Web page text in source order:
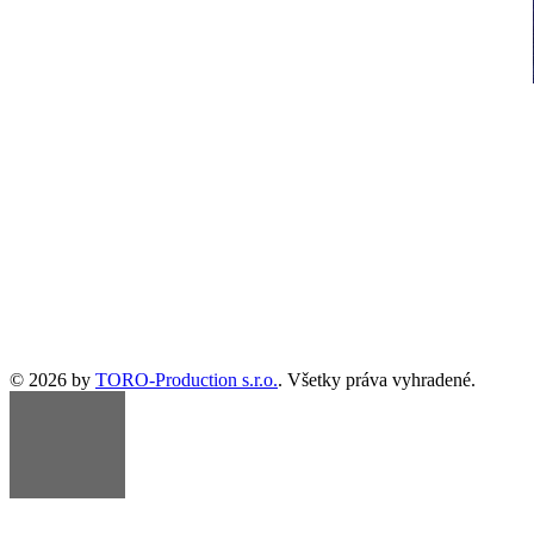
© 2026 by TORO-Production s.r.o.. Všetky práva vyhradené.